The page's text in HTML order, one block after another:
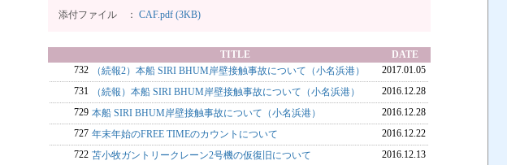
添付ファイル ： CAF.pdf (3KB)
TITLE
DATE
732
（続報2）本船 SIRI BHUM岸壁接触事故について（小名浜港）
2017.01.05
731
（続報）本船 SIRI BHUM岸壁接触事故について（小名浜港）
2016.12.28
729 本船 SIRI BHUM岸壁接触事故について（小名浜港）
2016.12.28
727 年末年始のFREE TIMEのカウントについて
2016.12.22
722 苫小牧ガントリークレーン2号機の仮復旧について
2016.12.13